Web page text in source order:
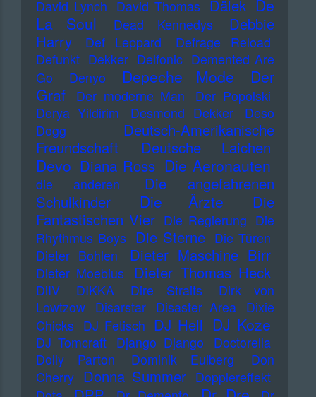
David Lynch David Thomas Dälek De
La Soul
Dead Kennedys
Debbie
Harry
Def Leppard
Defrage Reload
Defunkt Dekker Delfonic Demented Are
Go
Denyo Depeche Mode
Der
Graf
Der moderne Man
Der Popolski
Derya Yildirim
Desmond Dekker
Deso
Dogg
Deutsch-Amerikanische
Freundschaft
Deutsche Laichen
Devo Diana Ross Die Aeronauten
die anderen
Die angefahrenen
Schulkinder
Die Ärzte
Die
Fantastischen Vier Die Regierung Die
Rhythmus Boys Die Sterne Die Türen
Dieter Bohlen
Dieter Maschine Birr
Dieter Moebius Dieter Thomas Heck
DiIV DIKKA Dire Straits
Dirk von
Lowtzow
Disarstar Disaster Area
Dixie
Chicks DJ Fetisch DJ Hell DJ Koze
DJ Tomcraft Django Django
Doctorella
Dolly Parton
Dominik Eulberg
Don
Cherry Donna Summer Dopplereffekt